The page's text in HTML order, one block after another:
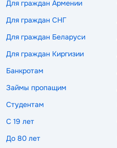
Для граждан Армении
Для граждан СНГ
Для граждан Беларуси
Для граждан Киргизии
Банкротам
Займы пропащим
Студентам
С 19 лет
До 80 лет